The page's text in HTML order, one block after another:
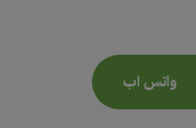
واتس اب